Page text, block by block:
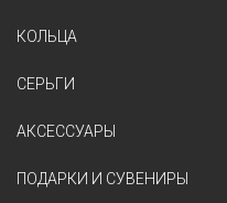
КОЛЬЦА
СЕРЬГИ
АКСЕССУАРЫ
ПОДАРКИ И СУВЕНИРЫ